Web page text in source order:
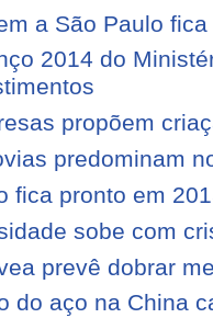
a São Paulo
2014 do
propõem
predominam
fica pronto em
sobe com
prevê dobrar
do aço na China